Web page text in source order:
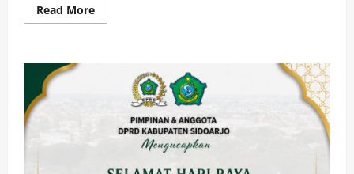
Read MoreRead
more
Perbaikan
Sejumlah